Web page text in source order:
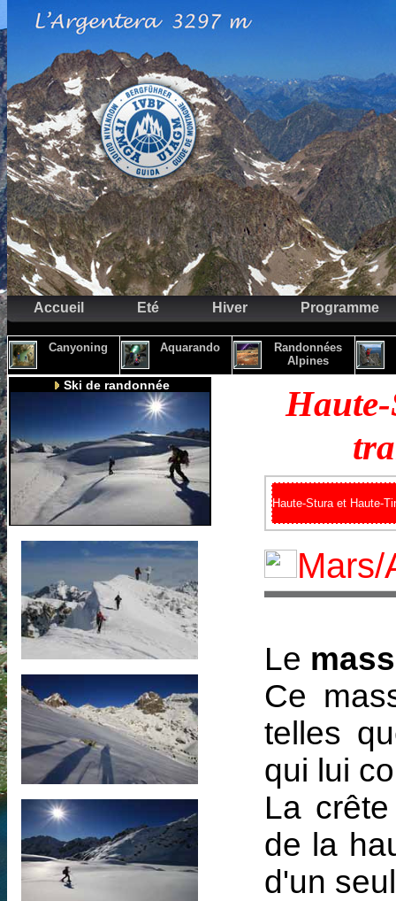
Accueil Eté Hiver Programme
Canyoning Aquarando
Randonnées
Alpines
Ski de randonnée
Haute-Stura et Haute-
Mars/
Le
Ce
telles
qui lui
La
de la
d'un